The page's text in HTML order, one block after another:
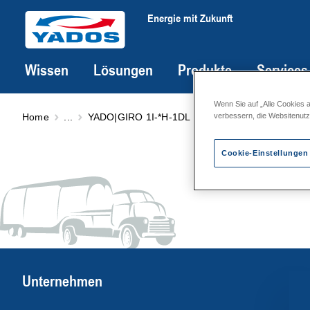
Energie mit Zukunft
Wissen Lösungen Produkte Services
Home YADO|GIRO 1I-*H-1DL standardisierte
Unternehmen
Wenn Sie auf „Alle Cookies
verbessern, die
Cookie-Einstellungen